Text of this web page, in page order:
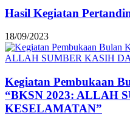
Hasil Kegiatan
18/09/2023
Kegiatan Pembukaan
“BKSN 2023: ALLAH
KESELAMATAN”